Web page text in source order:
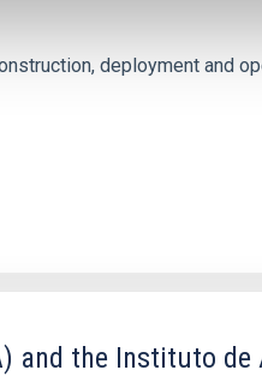
deployment and
and the Instituto